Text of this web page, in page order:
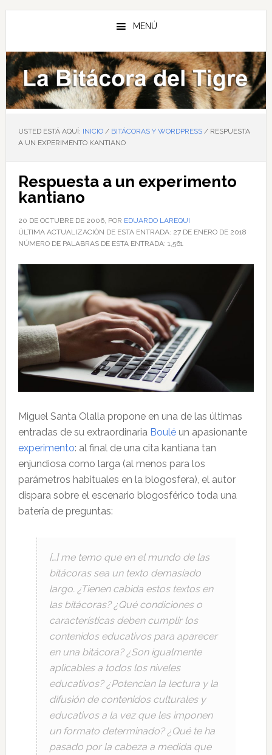
Saltar
principal
Saltar
barra
lateral
principal
Saltar
de
página
MENÚ
USTED ESTÁ AQUÍ: INICIO / BITÁCORAS Y WORDPRESS /RESPUESTA
A UN EXPERIMENTO KANTIANO
Respuesta a un experimento
kantiano
20 DE OCTUBRE DE 2006, POR EDUARDO LAREQUI
ÚLTIMA ACTUALIZACIÓN DE ESTA ENTRADA: 27 DE ENERO DE 2018
NÚMERO DE PALABRAS DE ESTA ENTRADA: 1,561
Miguel Santa Olalla propone en una de las últimas
entradas de su extraordinaria Bouléun apasionante
experimento: al final de una cita kantiana tan
enjundiosa como larga (al menos para los
parámetros habituales en la blogosfera), el autor
dispara sobre el escenario blogosférico toda una
batería de preguntas:
[…] me temo que en el mundo de las
bitácoras sea un texto demasiado
largo. ¿Tienen cabida estos textos en
las bitácoras? ¿Qué condiciones o
características deben cumplir los
contenidos educativos para aparecer
en una bitácora? ¿Son igualmente
aplicables a todos los niveles
educativos? ¿Potencian la lectura y la
difusión de contenidos culturales y
educativos a la vez que les imponen
un formato determinado? ¿Qué te ha
pasado por la cabeza a medida que